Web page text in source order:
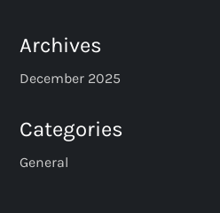
Archives
December 2025
Categories
General